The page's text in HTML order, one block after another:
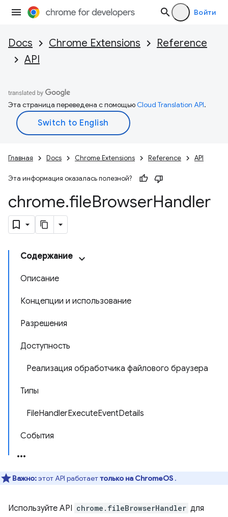
Войти
Docs Chrome Extensions
Reference
API
Эта страница переведена с помощьюCloud Translation API.
Главная Docs Chrome Extensions Reference API
Эта информация оказалась полезной?
chrome.fileBrowserHandler
Содержание
Описание
Концепции и использование
Разрешения
Доступность
Реализация обработчика файлового браузера
Типы
FileHandlerExecuteEventDetails
События
Важно:этот API работаеттолько на ChromeOS .
Используйте API chrome.fileBrowserHandler для